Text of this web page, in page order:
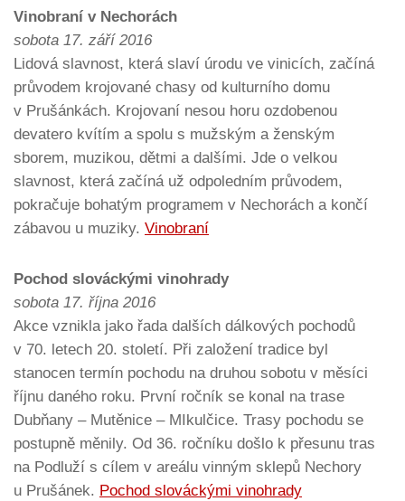
Vinobraní v Nechorách
sobota 17. září 2016
Lidová slavnost, která slaví úrodu ve vinicích, začíná
průvodem krojované chasy od kulturního domu
v Prušánkách. Krojovaní nesou horu ozdobenou
devatero kvítím a spolu s mužským a ženským
sborem, muzikou, dětmi a dalšími. Jde o velkou
slavnost, která začíná už odpoledním průvodem,
pokračuje bohatým programem v Nechorách a končí
zábavou u muziky. Vinobraní
Pochod slováckými vinohrady
sobota 17. října 2016
Akce vznikla jako řada dalších dálkových pochodů
v 70. letech 20. století. Při založení tradice byl
stanocen termín pochodu na druhou sobotu v měsíci
říjnu daného roku. První ročník se konal na trase
Dubňany – Mutěnice – MIkulčice. Trasy pochodu se
postupně měnily. Od 36. ročníku došlo k přesunu tras
na Podluží s cílem v areálu vinným sklepů Nechory
u Prušánek. Pochod slováckými vinohrady